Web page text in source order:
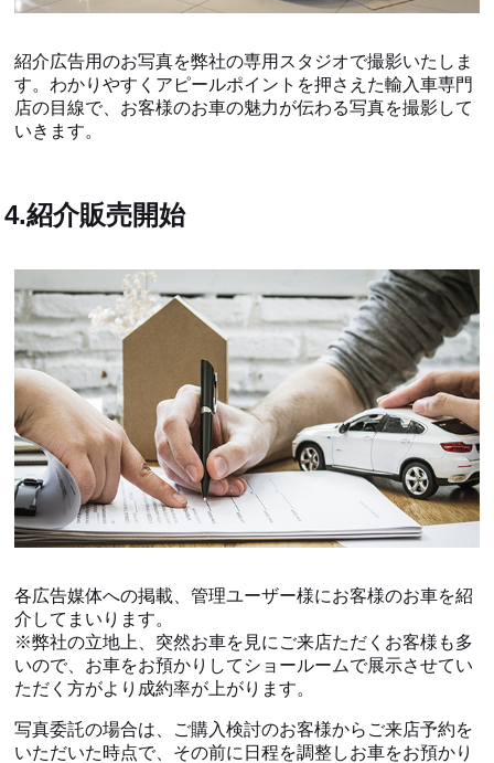
紹介広告用のお写真を弊社の専用スタジオで撮影いたしま
す。わかりやすくアピールポイントを押さえた輸入車専門
店の目線で、お客様のお車の魅力が伝わる写真を撮影して
いきます。
4.紹介販売開始
各広告媒体への掲載、管理ユーザー様にお客様のお車を紹
介してまいります。
※弊社の立地上、突然お車を見にご来店ただくお客様も多
いので、お車をお預かりしてショールームで展示させてい
ただく方がより成約率が上がります。
写真委託の場合は、ご購入検討のお客様からご来店予約を
いただいた時点で、その前に日程を調整しお車をお預かり